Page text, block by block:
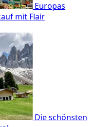
Europas
mit Flair
Die schönsten